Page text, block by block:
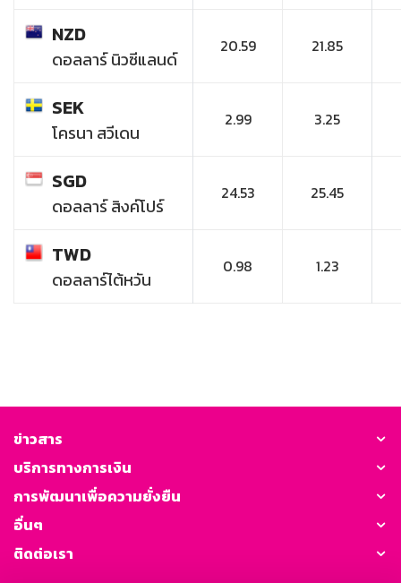
NZD
ดอลลาร์ นิวซีแลนด์
20.59 21.85
SEK
โครนา สวีเดน
2.99 3.25
SGD
ดอลลาร์ สิงค์โปร์
24.53 25.45
TWD
ดอลลาร์ไต้หวัน
0.98 1.23
ข่าวสาร
บริการทางการเงิน
การพัฒนาเพื่อความยั่งยืน
อื่นๆ
ติดต่อเรา